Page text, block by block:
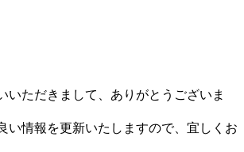
いただきまして、ありがとうございま
い情報を更新いたしますので、宜しくお